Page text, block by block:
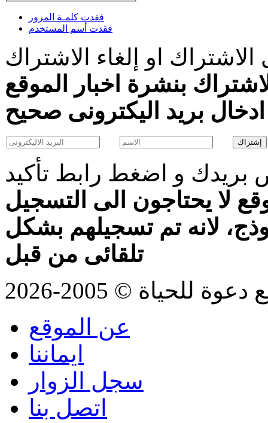
فقدت كلمـة المرور
فقدت أسم المستخدم
او إلغاء الاشتراك
بنشرة اخبار الموقع
و اضغط رابط تأكيد
لا يحتاجون الى التسجيل
لانه تم تسجيلهم بشكل
تلقائى من قبل
© 2005-2026
عن الموقع
ايماننا
سجل الزوار
اتصل بنا